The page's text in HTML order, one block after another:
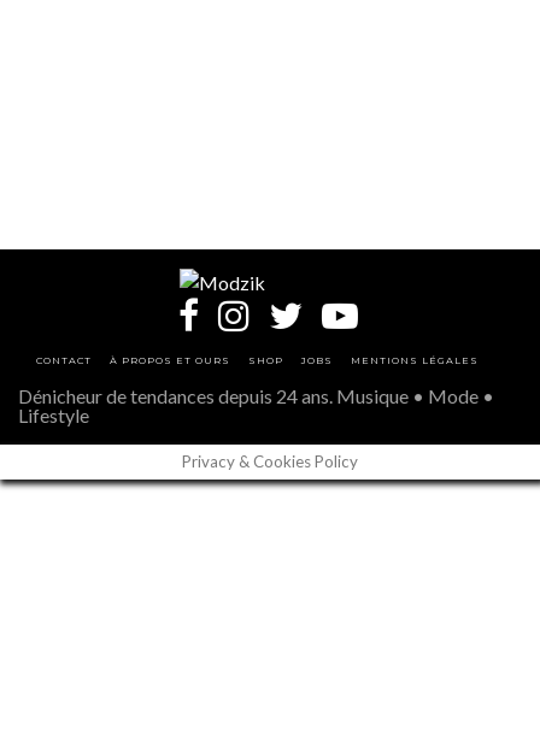
CONTACT À PROPOS ET OURS SHOP JOBS MENTIONS LÉGALES
Dénicheur de tendances depuis 24 ans. Musique • Mode •
Lifestyle
Privacy & Cookies Policy